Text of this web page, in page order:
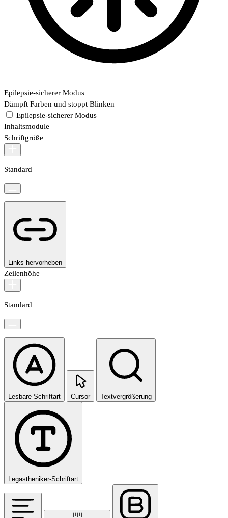
Epilepsie-sicherer Modus
Dämpft Farben und stoppt Blinken
Epilepsie-sicherer Modus
Inhaltsmodule
Schriftgröße
Standard
Links hervorheben
Zeilenhöhe
Standard
Lesbare Schriftart Cursor Textvergrößerung
Legastheniker-Schriftart